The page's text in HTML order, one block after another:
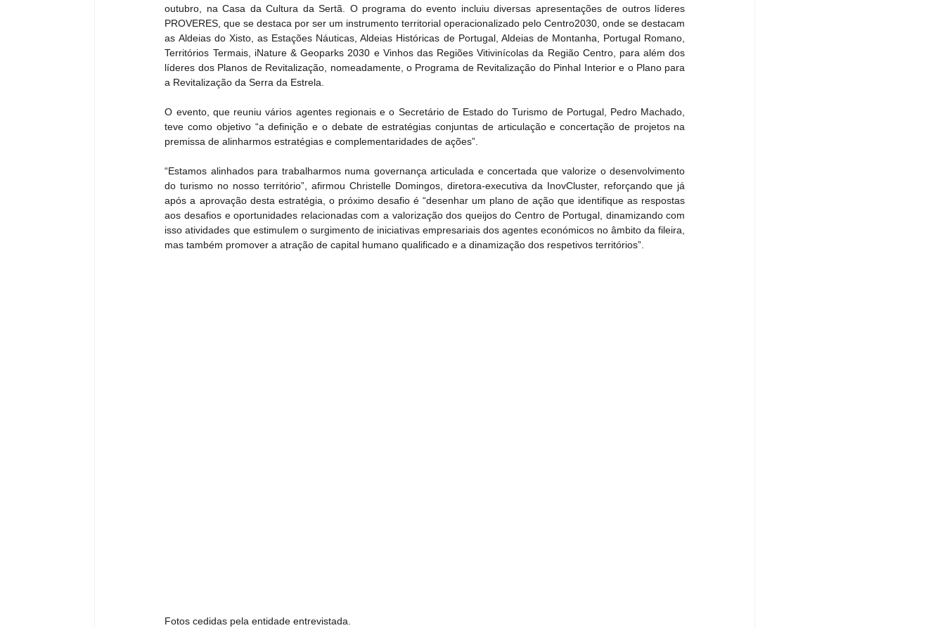
outubro, na Casa da Cultura da Sertã. O programa do evento incluiu diversas apresentações de outros líderes
PROVERES, que se destaca por ser um instrumento territorial operacionalizado pelo Centro2030, onde se destacam
as Aldeias do Xisto, as Estações Náuticas, Aldeias Históricas de Portugal, Aldeias de Montanha, Portugal Romano,
Territórios Termais, iNature & Geoparks 2030 e Vinhos das Regiões Vitivinícolas da Região Centro, para além dos
líderes dos Planos de Revitalização, nomeadamente, o Programa de Revitalização do Pinhal Interior e o Plano para
a Revitalização da Serra da Estrela.
O evento, que reuniu vários agentes regionais e o Secretário de Estado do Turismo de Portugal, Pedro Machado,
teve como objetivo “a definição e o debate de estratégias conjuntas de articulação e concertação de projetos na
premissa de alinharmos estratégias e complementaridades de ações”.
“Estamos alinhados para trabalharmos numa governança articulada e concertada que valorize o desenvolvimento
do turismo no nosso território”, afirmou Christelle Domingos, diretora-executiva da InovCluster, reforçando que já
após a aprovação desta estratégia, o próximo desafio é “desenhar um plano de ação que identifique as respostas
aos desafios e oportunidades relacionadas com a valorização dos queijos do Centro de Portugal, dinamizando com
isso atividades que estimulem o surgimento de iniciativas empresariais dos agentes económicos no âmbito da fileira,
mas também promover a atração de capital humano qualificado e a dinamização dos respetivos territórios”.
Fotos cedidas pela entidade entrevistada.